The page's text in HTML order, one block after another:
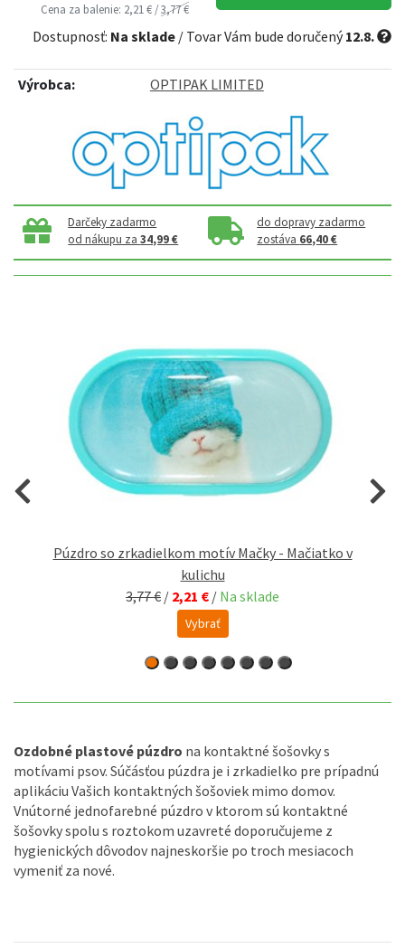
Cena za balenie: 2,21 € /3,77 €
Dostupnosť: Na sklade / Tovar Vám bude doručený12.8.
Výrobca: OPTIPAK LIMITED
Darčeky zadarmo
od nákupu za34,99 €
do dopravy zadarmo
zostáva 66,40 €
Púzdro so zrkadielkom motív Mačky - Mačiatko v
kulichu
3,77 € / 2,21 € / Na sklade
Vybrať
Ozdobné plastové púzdro na kontaktné šošovky s
motívami psov. Súčásťou púzdra je i zrkadielko pre prípadnú
aplikáciu Vašich kontaktných šošoviek mimo domov.
Vnútorné jednofarebné púzdro v ktorom sú kontaktné
šošovky spolu s roztokom uzavreté doporučujeme z
hygienických dôvodov najneskoršie po troch mesiacoch
vymeniť za nové.